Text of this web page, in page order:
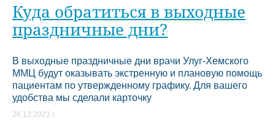
Куда обратиться в выходные
праздничные дни?
В выходные праздничные дни врачи Улуг-Хемского
ММЦ будут оказывать экстренную и плановую помощь
пациентам по утвержденному графику. Для вашего
удобства мы сделали карточку
26.12.2023 г.